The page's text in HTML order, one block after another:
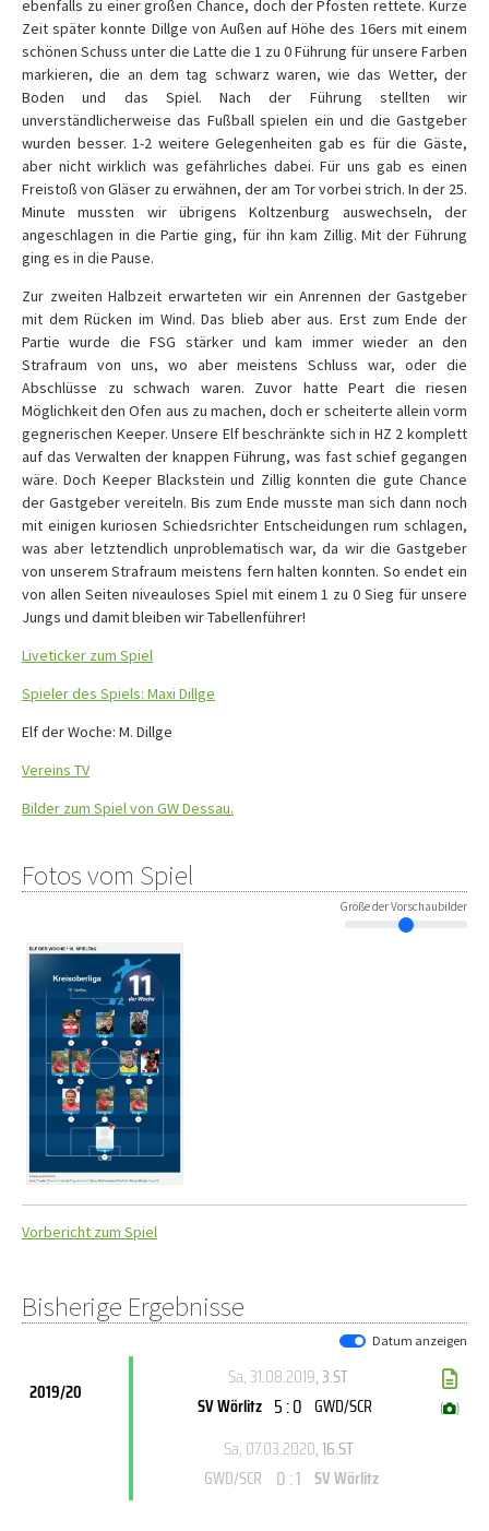
ebenfalls zu einer großen Chance, doch der Pfosten rettete. Kurze
Zeit später konnte Dillge von Außen auf Höhe des 16ers mit einem
schönen Schuss unter die Latte die 1 zu 0 Führung für unsere Farben
markieren, die an dem tag schwarz waren, wie das Wetter, der
Boden und das Spiel. Nach der Führung stellten wir
unverständlicherweise das Fußball spielen ein und die Gastgeber
wurden besser. 1-2 weitere Gelegenheiten gab es für die Gäste,
aber nicht wirklich was gefährliches dabei. Für uns gab es einen
Freistoß von Gläser zu erwähnen, der am Tor vorbei strich. In der 25.
Minute mussten wir übrigens Koltzenburg auswechseln, der
angeschlagen in die Partie ging, für ihn kam Zillig. Mit der Führung
ging es in die Pause.
Zur zweiten Halbzeit erwarteten wir ein Anrennen der Gastgeber
mit dem Rücken im Wind. Das blieb aber aus. Erst zum Ende der
Partie wurde die FSG stärker und kam immer wieder an den
Strafraum von uns, wo aber meistens Schluss war, oder die
Abschlüsse zu schwach waren. Zuvor hatte Peart die riesen
Möglichkeit den Ofen aus zu machen, doch er scheiterte allein vorm
gegnerischen Keeper. Unsere Elf beschränkte sich in HZ 2 komplett
auf das Verwalten der knappen Führung, was fast schief gegangen
wäre. Doch Keeper Blackstein und Zillig konnten die gute Chance
der Gastgeber vereiteln. Bis zum Ende musste man sich dann noch
mit einigen kuriosen Schiedsrichter Entscheidungen rum schlagen,
was aber letztendlich unproblematisch war, da wir die Gastgeber
von unserem Strafraum meistens fern halten konnten. So endet ein
von allen Seiten niveauloses Spiel mit einem 1 zu 0 Sieg für unsere
Jungs und damit bleiben wir Tabellenführer!
Liveticker zum Spiel
Spieler des Spiels: Maxi Dillge
Elf der Woche: M. Dillge
Vereins TV
Bilder zum Spiel von GW Dessau.
Fotos vom Spiel
Größe der Vorschaubilder
Vorbericht zum Spiel
Bisherige Ergebnisse
Datum anzeigen
2019/20
Sa, 31.08.2019, 3.ST
SV Wörlitz 5 : 0 GWD/SCR ( )
Sa, 07.03.2020, 16.ST
GWD/SCR 0 : 1 SV Wörlitz